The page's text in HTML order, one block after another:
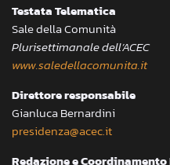
Testata Telematica
Sale della Comunità
Plurisettimanale dell’ACEC
www.saledellacomunita.it
Direttore responsabile
Gianluca Bernardini
presidenza@acec.it
Redazione e